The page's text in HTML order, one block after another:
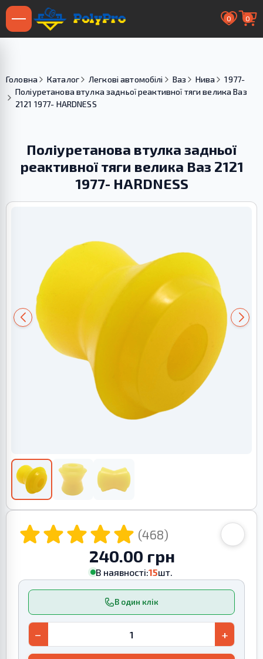
0 0
Головна Каталог Легкові автомобілі Ваз Нива
1977-
Поліуретанова втулка задньої реактивної тяги велика Ваз
2121 1977- HARDNESS
Поліуретанова втулка задньої
реактивної тяги велика Ваз 2121
1977- HARDNESS
(468)
240.00 грн
В наявності:15шт.
В один клік
− +